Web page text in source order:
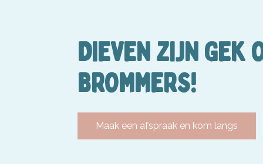
DIEVEN ZIJN GEK
BROMMERS!
Maak een afspraak en kom langs